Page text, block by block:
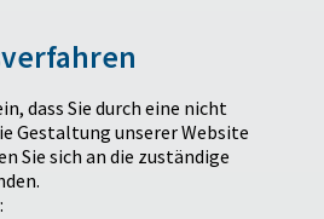
dass Sie durch eine nicht
Gestaltung unserer Website
Sie sich an die zuständige